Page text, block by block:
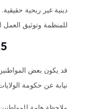
دينية غير ربحية حقيقية.
للمنظمة وتوثيق العمل
قد يكون بعض المواطنين
نيابة عن حكومة